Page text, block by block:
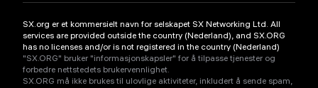
SX.org er et kommersielt navn for selskapet SX Networking Ltd. All
services are provided outside the country (Nederland), and SX.ORG
has no licenses and/or is not registered in the country (Nederland)
"SX.ORG" bruker "informasjonskapsler" for å tilpasse tjenester og
forbedre nettstedets brukervennlighet.
SX.ORG må ikke brukes til ulovlige aktiviteter, inkludert å sende spam,